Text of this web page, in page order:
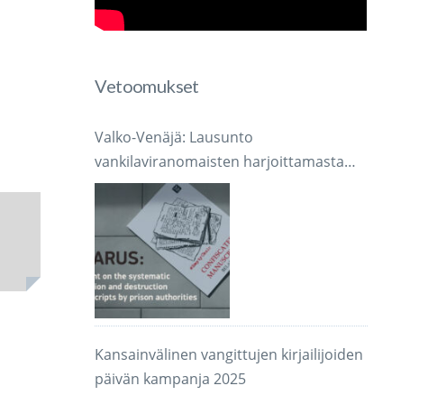
Vetoomukset
Valko-Venäjä: Lausunto
vankilaviranomaisten harjoittamasta
järjestelmällisestä käsikirjoitusten
takavarikoinnista ja tuhoamisesta
Kansainvälinen vangittujen kirjailijoiden
päivän kampanja 2025